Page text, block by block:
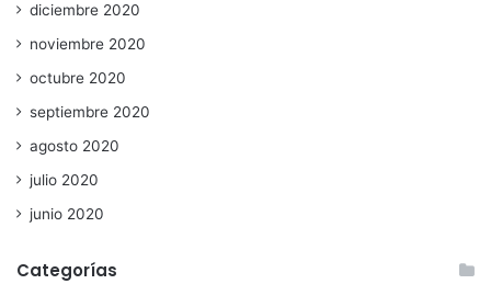
diciembre 2020
noviembre 2020
octubre 2020
septiembre 2020
agosto 2020
julio 2020
junio 2020
Categorías